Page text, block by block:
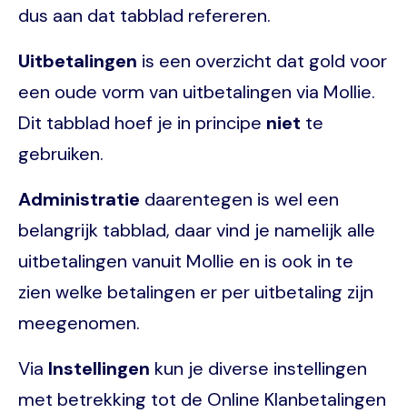
dus aan dat tabblad refereren.
Uitbetalingen is een overzicht dat gold voor
een oude vorm van uitbetalingen via Mollie.
Dit tabblad hoef je in principe niet te
gebruiken.
Administratie daarentegen is wel een
belangrijk tabblad, daar vind je namelijk alle
uitbetalingen vanuit Mollie en is ook in te
zien welke betalingen er per uitbetaling zijn
meegenomen.
Via Instellingen kun je diverse instellingen
met betrekking tot de Online Klanbetalingen